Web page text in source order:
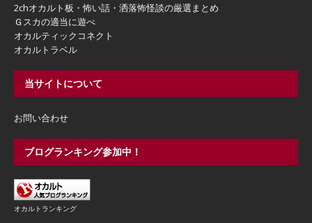
2chオカルト板・怖い話・洒落怖怪談の厳選まとめ
Ｇスカの適当に遊べ
オカルティックコネクト
オカルトラベル
当サイトについて
お問い合わせ
ブログランキング参加中！
オカルトランキング